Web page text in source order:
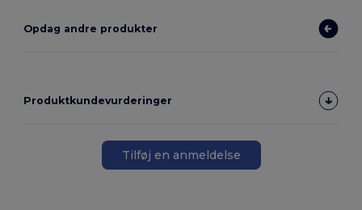
Opdag andre produkter
Produktkundevurderinger
Tilføj en anmeldelse